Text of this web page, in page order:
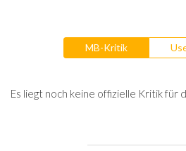
MB-Kritik
Es liegt noch keine offizielle Kritik für